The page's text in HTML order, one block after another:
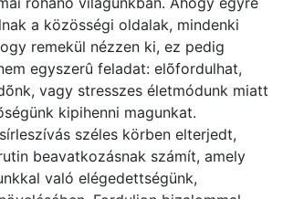
a közösségi oldalak, mindenki
remekül nézzen ki, ez pedig
egyszerû feladat: elõfordulhat,
vagy stresszes életmódunk miatt
kipihenni magunkat.
széles körben elterjedt,
beavatkozásnak számít, amely
való elégedettségünk,